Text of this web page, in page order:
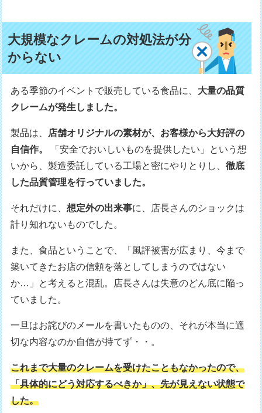
大規模なクレームの対処法が分
からない
ある季節のイベントで販売している食品に、 大量の品質
クレームが発生しました。
製品は、 店舗オリジナルの素材が、お客様から大好評の
自信作。
「安全でおいしいものを提供したい」という想
いから、製造委託している工場と密にやりとりし、徹底
した品質管理を行っていました。
それだけに、想定外の出来事に、店長さんのショックは
計り知れないものでした。
また、食品ということで、「風評被害が広まり、今まで
築いてきたお店の信頼を落としてしまうのではない
か…」と考えると混乱。店長さんは失意のどん底に陥っ
ていました。
一旦はお詫びのメールを書いたものの、それが本当に適
切な内容なのか自信が持てず・・。
これまで大量のクレームを受けたこともなかったので、
「具体的にどう対応するべきか」、先が見えない状態で
した。